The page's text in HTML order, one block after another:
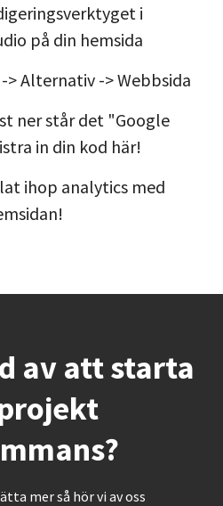
i
på din hemsida
Alternativ -> Webbsida
ner står det "Google
in din kod här!
ihop analytics med
av att starta
mer så hör vi av oss